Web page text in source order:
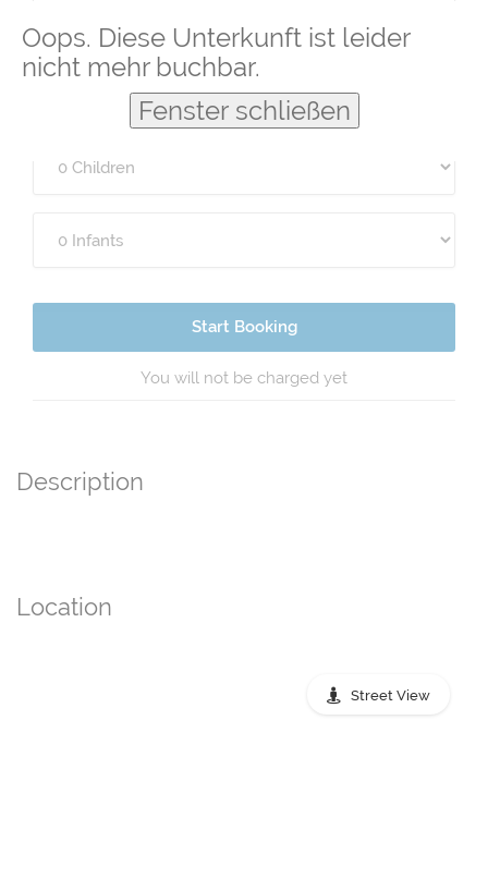
Oops. Diese Unterkunft ist leider
nicht mehr buchbar.
Fenster schließen
Guests
Start Booking
You will not be charged yet
Description
Location
Street View